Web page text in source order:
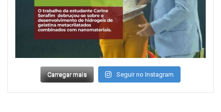
Carregar mais Seguir no Instagram